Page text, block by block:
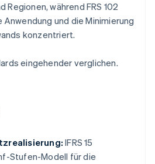
Regionen, während FRS 102
und die Minimierung
konzentriert.
eingehender verglichen.
IFRS 15
Stufen-Modell für die